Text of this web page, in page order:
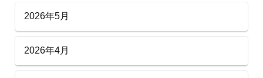
2026年5月
2026年4月